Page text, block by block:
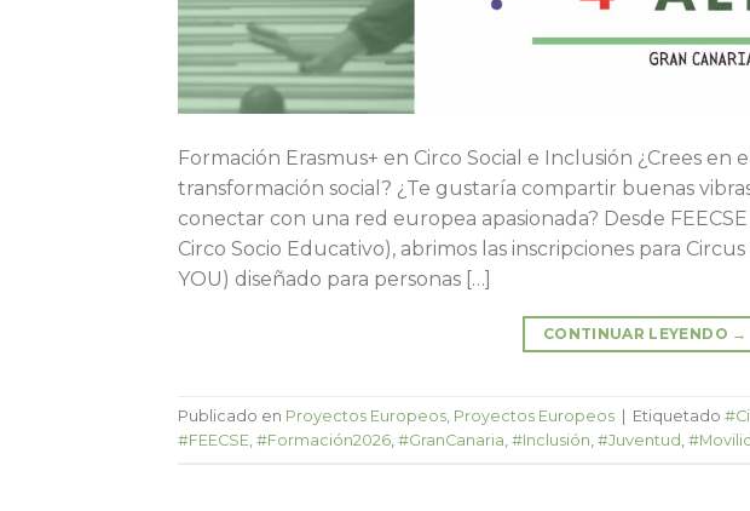
Formación Erasmus+ en Circo Social e Inclusión ¿Crees
transformación social? ¿Te gustaría compartir buenas
conectar con una red europea apasionada? Desde
Circo Socio Educativo), abrimos las inscripciones para
YOU) diseñado para personas […]
CONTINUAR LEYENDO →
Publicado en Proyectos Europeos, Proyectos Europeos Etiquetado
#FEECSE, #Formación2026, #GranCanaria, #Inclusión, #Juventud ,